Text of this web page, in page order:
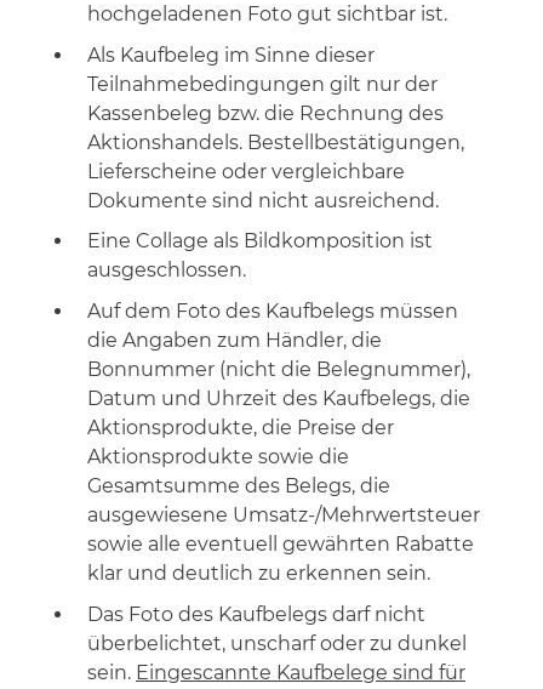
hochgeladenen Foto gut sichtbar ist.
Als Kaufbeleg im Sinne dieser
Teilnahmebedingungen gilt nur der
Kassenbeleg bzw. die Rechnung des
Aktionshandels. Bestellbestätigungen,
Lieferscheine oder vergleichbare
Dokumente sind nicht ausreichend.
Eine Collage als Bildkomposition ist
ausgeschlossen.
Auf dem Foto des Kaufbelegs müssen
die Angaben zum Händler, die
Bonnummer (nicht die Belegnummer),
Datum und Uhrzeit des Kaufbelegs, die
Aktionsprodukte, die Preise der
Aktionsprodukte sowie die
Gesamtsumme des Belegs, die
ausgewiesene Umsatz-/Mehrwertsteuer
sowie alle eventuell gewährten Rabatte
klar und deutlich zu erkennen sein.
Das Foto des Kaufbelegs darf nicht
überbelichtet, unscharf oder zu dunkel
sein. Eingescannte Kaufbelege sind für